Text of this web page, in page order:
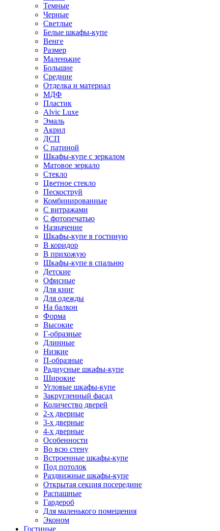
Темные
Черные
Светлые
Белые шкафы-купе
Венге
Размер
Маленькие
Большие
Средние
Отделка и материал
МДФ
Пластик
Alvic Luxe
Эмаль
Акрил
ДСП
С патиной
Шкафы-купе с зеркалом
Матовое зеркало
Стекло
Цветное стекло
Пескоструй
Комбинированные
С витражами
С фотопечатью
Назначение
Шкафы-купе в гостиную
В коридор
В прихожую
Шкафы-купе в спальню
Детские
Офисные
Для книг
Для одежды
На балкон
Форма
Высокие
Г-образные
Длинные
Низкие
П-образные
Радиусные шкафы-купе
Широкие
Угловые шкафы-купе
Закругленный фасад
Количество дверей
2-х дверные
3-х дверные
4-х дверные
Особенности
Во всю стену
Встроенные шкафы-купе
Под потолок
Раздвижные шкафы-купе
Открытая секция посередине
Распашные
Гардероб
Для маленького помещения
Эконом
Гостиные